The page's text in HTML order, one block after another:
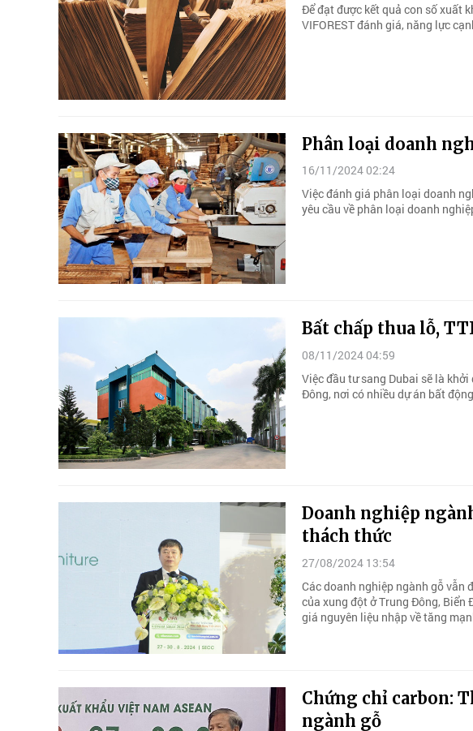
Để đạt được kết quả con số xuất
VIFOREST đánh giá, năng lực
Phân loại doanh
16/11/2024 02:24
Việc đánh giá phân loại doanh
yêu cầu về phân loại doanh
Bất chấp thua lỗ,
08/11/2024 04:59
Việc đầu tư sang Dubai sẽ là
Đông, nơi có nhiều dự án bất
Doanh nghiệp
thách thức
27/08/2024 13:54
Các doanh nghiệp ngành gỗ vẫn
của xung đột ở Trung Đông, Biển
giá nguyên liệu nhập về tăng
Chứng chỉ carbon:
ngành gỗ